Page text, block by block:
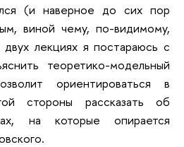
(и наверное до сих пор
виной чему, по-видимому,
двух лекциях я постараюсь с
теоретико-модельный
ориентироваться в
стороны рассказать об
на которые опирается